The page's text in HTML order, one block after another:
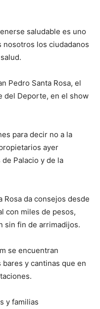
saludable es uno
nosotros los ciudadanos
Pedro Santa Rosa, el
del Deporte, en el show
para decir no a la
ayer
Palacio y de la
Rosa da consejos desde
con miles de pesos,
sin fin de arrimadijos.
se encuentran
y cantinas que en
y familias